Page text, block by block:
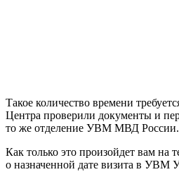
Такое количество времени
Центра проверили документы и
то же отделение УВМ МВД России.
Как только это произойдет вам на
о назначенной дате визита в